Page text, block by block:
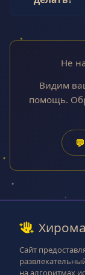
Не
Видим
помощь.
💬
Сайт
на алгоритмах